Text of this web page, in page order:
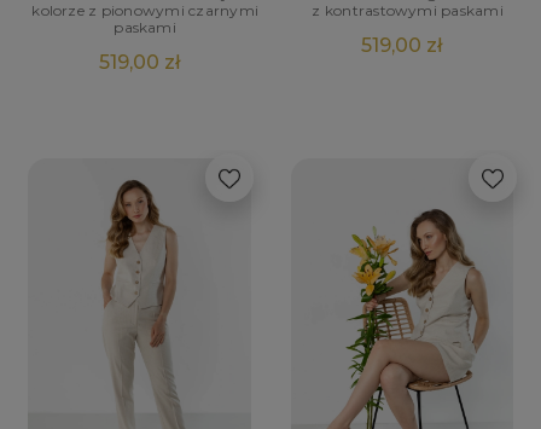
kolorze z pionowymi czarnymi
paskami
519,00 zł
z kontrastowymi paskami
519,00 zł